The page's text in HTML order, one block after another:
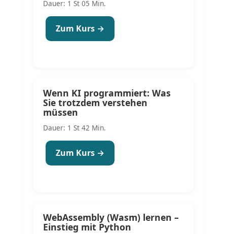
Dauer: 1 St 05 Min.
Zum Kurs →
Wenn KI programmiert: Was
Sie trotzdem verstehen
müssen
Dauer: 1 St 42 Min.
Zum Kurs →
WebAssembly (Wasm) lernen –
Einstieg mit Python